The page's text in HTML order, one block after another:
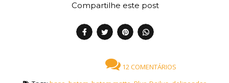
Compartilhe este post
12 COMENTÁRIOS